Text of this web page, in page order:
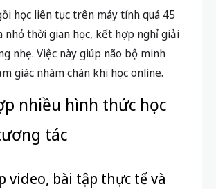
học liên tục trên máy tính quá 45
nhỏ thời gian học, kết hợp nghỉ giải
nhẹ. Việc này giúp não bộ minh
giác nhàm chán khi học online.
nhiều hình thức học
tác
video, bài tập thực tế và